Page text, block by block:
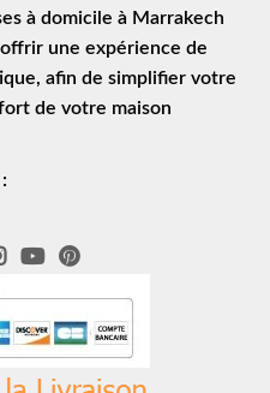
à domicile à Marrakech
offrir une expérience de
afin de simplifier votre
de votre maison